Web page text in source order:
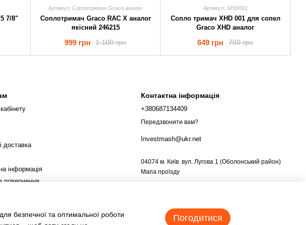
7/8"
Артикул: Соплотримач Graco аналог
Соплотримач Graco RAC X аналог
якісний 246215
1 100 грн
999 грн
Артикул: XHD001
Сопло тримач XHD 001 для сопел
Graco XHD аналог
700 грн
649 грн
доставка
інформація
повернення
Контактна інформація
+380687134409
Передзвонити вам?
Investmash@ukr.net
04074 м. Київ. вул. Лугова 1 (Оболонський район)
Мапа проїзду
безпечної та оптимальної роботи
Погодитися